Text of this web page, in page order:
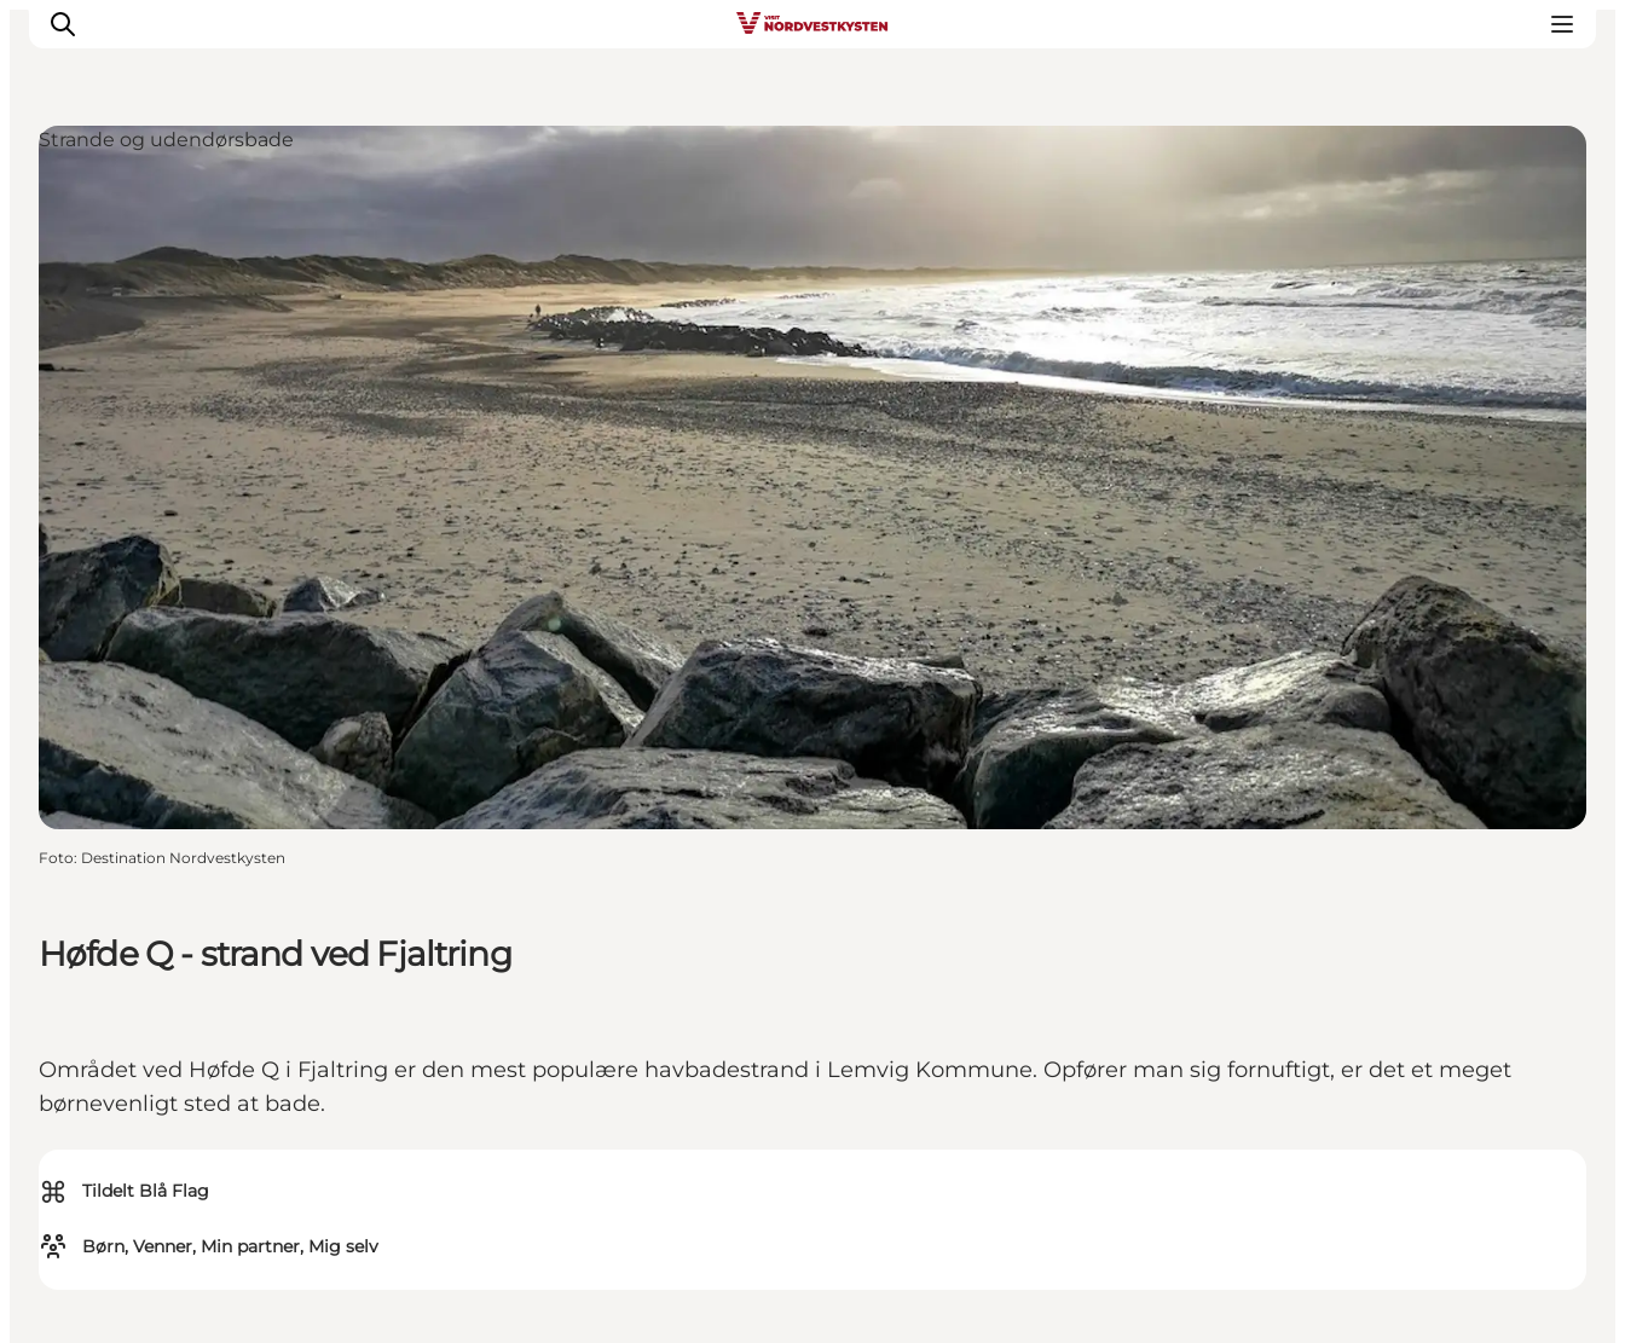
Inspiration
Handicapvenlig ferie
Events
Overnatning
Planlæg din ferie
Høfde Q - strand ved Fjaltring
Området ved Høfde Q i Fjaltring er den mest populære havbadestrand i Lemvig Kommune. Opfører man sig fornuftigt, er det et meget
børnevenligt sted at bade.
⌘ Tildelt Blå Flag
Børn, Venner, Min partner, Mig selv
Strande og udendørsbade
Foto: Destination Nordvestkysten